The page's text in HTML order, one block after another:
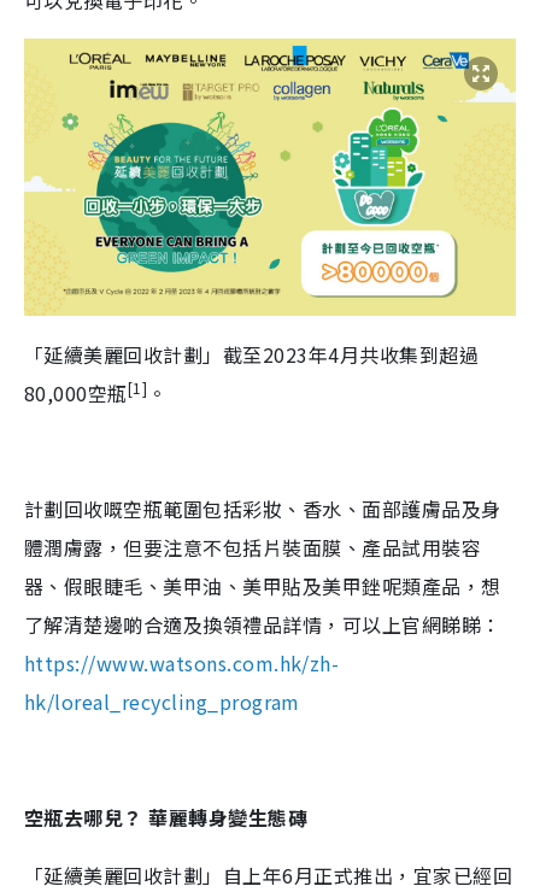
「延續美麗回收計劃」截至2023年4月共收集到超過
80,000空瓶[1] 。
計劃回收嘅空瓶範圍包括彩妝、香水、面部護膚品及身
體潤膚露，但要注意不包括片裝面膜、產品試用裝容
器、假眼睫毛、美甲油、美甲貼及美甲銼呢類產品，想
了解清楚邊啲合適及換領禮品詳情，可以上官網睇睇：
https://www.watsons.com.hk/zh-
hk/loreal_recycling_program
空瓶去哪兒？ 華麗轉身變生態磚
「延續美麗回收計劃」自上年6月正式推出，宜家已經回